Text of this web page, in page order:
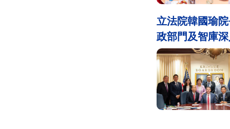
立法院韓國瑜
政部門及智庫